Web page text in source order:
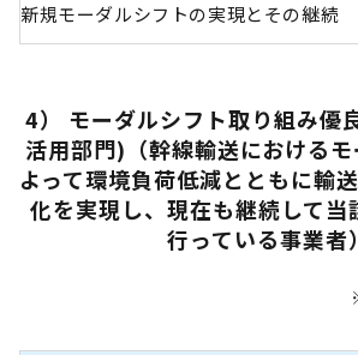
新規モーダルシフトの実現とその継続
4） モーダルシフト取り組み優
活用部門)（幹線輸送における
よって環境負荷低減とともに輸
化を実現し、現在も継続して当
行っている事業者）